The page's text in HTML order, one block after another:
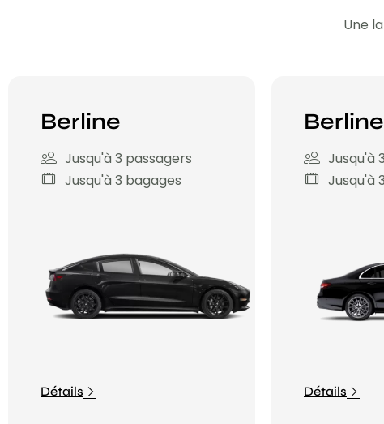
Une
Berline
Jusqu'à 3 passagers
Jusqu'à 3 bagages
Détails
Jusqu'à
Jusqu'à
Détails